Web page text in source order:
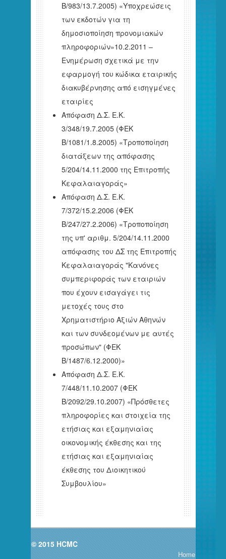
Β/983/13.7.2005) «Υποχρεώσεις
των εκδοτών για τη
δημοσιοποίηση προνομιακών
πληροφοριών»10.2.2011 –
Ενημέρωση σχετικά με την
εφαρμογή του κώδικα εταιρικής
διακυβέρνησης από εισηγμένες
εταιρίες
Απόφαση Δ.Σ. Ε.Κ.
3/348/19.7.2005 (ΦEK
Β/1081/1.8.2005) «Τροποποίηση
διατάξεων της απόφασης
5/204/14.11.2000 της Επιτροπής
Κεφαλαιαγοράς»
Απόφαση Δ.Σ. Ε.Κ.
7/372/15.2.2006 (ΦΕΚ
Β/247/27.2.2006) «Τροποποίηση
της υπ' αριθμ. 5/204/14.11.2000
απόφασης του ΔΣ της Επιτροπής
Κεφαλαιαγοράς "Κανόνες
συμπεριφοράς των εταιριών
που έχουν εισαγάγει τις
μετοχές τους στο
Χρηματιστήριο Αξιών Αθηνών
και των συνδεομένων με αυτές
προσώπων" (ΦΕΚ
B/1487/6.12.2000)»
Απόφαση Δ.Σ. Ε.Κ.
7/448/11.10.2007 (ΦΕΚ
Β/2092/29.10.2007) «Πρόσθετες
πληροφορίες και στοιχεία της
ετήσιας και εξαμηνιαίας
οικονομικής έκθεσης και της
ετήσιας και εξαμηνιαίας
έκθεσης του Διοικητικού
Συμβουλίου»
© 2015 HCMC
Home